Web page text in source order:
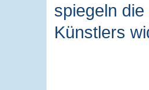
spiegeln
Künstlers